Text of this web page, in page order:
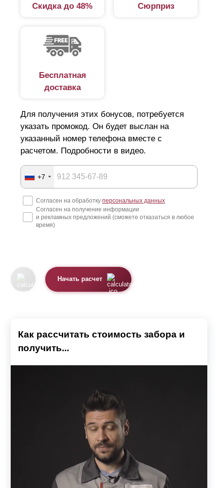
Скидка до 48% Сюрприз
Бесплатная
доставка
Для получения этих бонусов, потребуется
указать промокод. Он будет выслан на
указанный номер телефона вместе с
расчетом. Подробности в видео.
+7
Согласен на обработку персональных данных
Согласен на получение информации
и рекламных предложений (сможете отказаться в любое
время)
Начать расчет
Как рассчитать стоимость забора и
получить...